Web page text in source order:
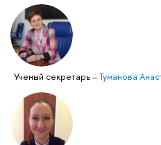
Ученый секретарь–Туманова